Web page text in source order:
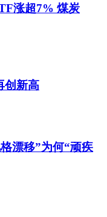
涨超7% 煤炭
创新高
漂移”为何“顽疾